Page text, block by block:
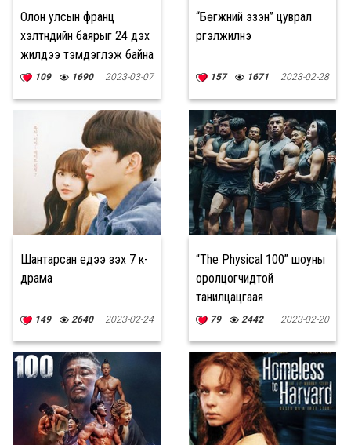
Олон улсын франц
хэлтнүүдийн баярыг 24 дэх
жилдээ тэмдэглэж байна
109 1690 2023-03-07
“Бөгжний эзэн” цуврал
үргэлжилнэ
157 1671 2023-02-28
Шантарсан үедээ үзэх 7 к-
драма
149 2640 2023-02-24
“The Physical 100” шоуны
оролцогчидтой
танилцацгаая
79 2442 2023-02-20